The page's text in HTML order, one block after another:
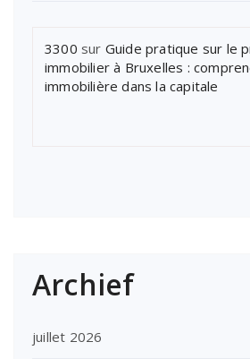
3300 sur Guide pratique sur le
immobilier à Bruxelles :
immobilière dans la capitale
Archief
juillet 2026